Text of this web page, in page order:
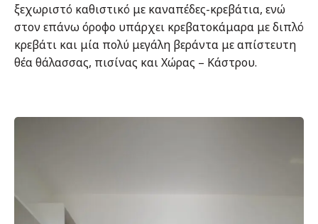
ξεχωριστό καθιστικό με καναπέδες-κρεβάτια, ενώ
στον επάνω όροφο υπάρχει κρεβατοκάμαρα με διπλό
κρεβάτι και μία πολύ μεγάλη βεράντα με απίστευτη
θέα θάλασσας, πισίνας και Χώρας – Κάστρου.